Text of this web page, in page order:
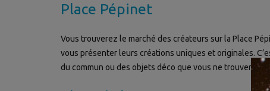
Place Pépinet
Vous trouverez le marché des créateurs sur la Place
vous présenter leurs créations uniques et originales.
du commun ou des objets déco que vous ne trouverez